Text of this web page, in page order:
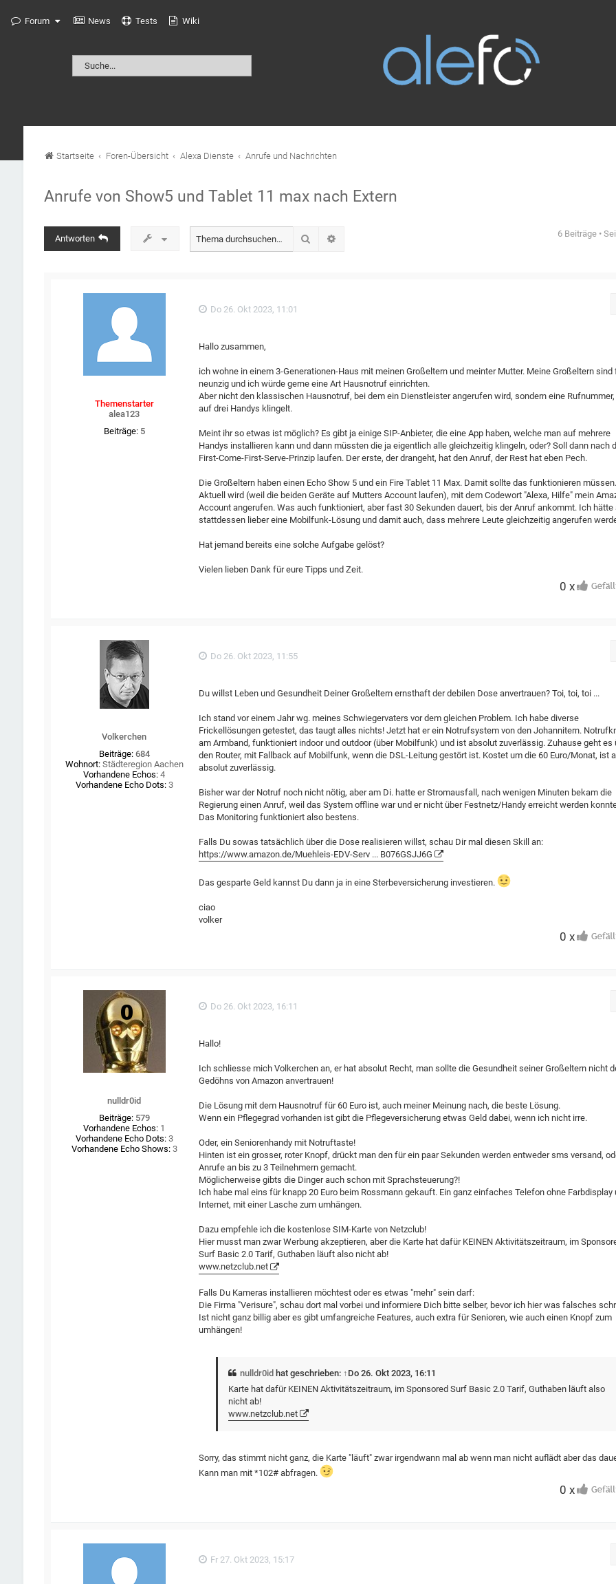
Forum News Tests Wiki
Startseite Foren-Übersicht Alexa Dienste Anrufe und Nachrichten
Anrufe von Show5 und Tablet 11 max nach Extern
Antworten Suche 6 Beiträge •
Themenstarter
alea123
Beiträge: 5
Do 26. Okt 2023, 11:01
Hallo zusammen,
ich wohne in einem 3-Generationen-Haus mit meinen Großeltern und meinter Mutter. Meine Großeltern sind
neunzig und ich würde gerne eine Art Hausnotruf einrichten.
Aber nicht den klassischen Hausnotruf, bei dem ein Dienstleister angerufen wird, sondern eine
auf drei Handys klingelt.
Meint ihr so etwas ist möglich? Es gibt ja einige SIP-Anbieter, die eine App haben, welche man auf mehrere
Handys installieren kann und dann müssten die ja eigentlich alle gleichzeitig klingeln, oder? Soll dann nach
First-Come-First-Serve-Prinzip laufen. Der erste, der drangeht, hat den Anruf, der Rest hat eben Pech.
Die Großeltern haben einen Echo Show 5 und ein Fire Tablet 11 Max. Damit sollte das funktionieren müssen.
Aktuell wird (weil die beiden Geräte auf Mutters Account laufen), mit dem Codewort "Alexa, Hilfe" mein
Account angerufen. Was auch funktioniert, aber fast 30 Sekunden dauert, bis der Anruf ankommt. Ich hätte
stattdessen lieber eine Mobilfunk-Lösung und damit auch, dass mehrere Leute gleichzeitig angerufen
Hat jemand bereits eine solche Aufgabe gelöst?
Vielen lieben Dank für eure Tipps und Zeit.
0 x
Volkerchen
Beiträge: 684
Wohnort:Städteregion Aachen
Vorhandene Echos: 4
Vorhandene Echo Dots:3
Do 26. Okt 2023, 11:55
Du willst Leben und Gesundheit Deiner Großeltern ernsthaft der debilen Dose anvertrauen? Toi, toi, toi ...
Ich stand vor einem Jahr wg. meines Schwiegervaters vor dem gleichen Problem. Ich habe diverse
Frickellösungen getestet, das taugt alles nichts! Jetzt hat er ein Notrufsystem von den Johannitern.
am Armband, funktioniert indoor und outdoor (über Mobilfunk) und ist absolut zuverlässig. Zuhause geht es
den Router, mit Fallback auf Mobilfunk, wenn die DSL-Leitung gestört ist. Kostet um die 60 Euro/Monat, ist
absolut zuverlässig.
Bisher war der Notruf noch nicht nötig, aber am Di. hatte er Stromausfall, nach wenigen Minuten bekam die
Regierung einen Anruf, weil das System offline war und er nicht über Festnetz/Handy erreicht werden
Das Monitoring funktioniert also bestens.
Falls Du sowas tatsächlich über die Dose realisieren willst, schau Dir mal diesen Skill an:
https://www.amazon.de/Muehleis-EDV-Serv ... B076GSJJ6G
Das gesparte Geld kannst Du dann ja in eine Sterbeversicherung investieren.
ciao
volker
0 x
nulldr0id
Beiträge: 579
Vorhandene Echos: 1
Vorhandene Echo Dots:3
Vorhandene Echo Shows:3
Do 26. Okt 2023, 16:11
Hallo!
Ich schliesse mich Volkerchen an, er hat absolut Recht, man sollte die Gesundheit seiner Großeltern nicht
Gedöhns von Amazon anvertrauen!
Die Lösung mit dem Hausnotruf für 60 Euro ist, auch meiner Meinung nach, die beste Lösung.
Wenn ein Pflegegrad vorhanden ist gibt die Pflegeversicherung etwas Geld dabei, wenn ich nicht irre.
Oder, ein Seniorenhandy mit Notruftaste!
Hinten ist ein grosser, roter Knopf, drückt man den für ein paar Sekunden werden entweder sms versand,
Anrufe an bis zu 3 Teilnehmern gemacht.
Möglicherweise gibts die Dinger auch schon mit Sprachsteuerung?!
Ich habe mal eins für knapp 20 Euro beim Rossmann gekauft. Ein ganz einfaches Telefon ohne Farbdisplay
Internet, mit einer Lasche zum umhängen.
Dazu empfehle ich die kostenlose SIM-Karte von Netzclub!
Hier musst man zwar Werbung akzeptieren, aber die Karte hat dafür KEINEN Aktivitätszeitraum, im
Surf Basic 2.0 Tarif, Guthaben läuft also nicht ab!
www.netzclub.net
Falls Du Kameras installieren möchtest oder es etwas "mehr" sein darf:
Die Firma "Verisure", schau dort mal vorbei und informiere Dich bitte selber, bevor ich hier was falsches
Ist nicht ganz billig aber es gibt umfangreiche Features, auch extra für Senioren, wie auch einen Knopf zum
umhängen!
nulldr0id hat geschrieben: ↑ Do 26. Okt 2023, 16:11
Karte hat dafür KEINEN Aktivitätszeitraum, im Sponsored Surf Basic 2.0 Tarif, Guthaben läuft also
nicht ab!
www.netzclub.net
Sorry, das stimmt nicht ganz, die Karte "läuft" zwar irgendwann mal ab wenn man nicht auflädt aber das
Kann man mit *102# abfragen.
0 x
Fr 27. Okt 2023, 15:17